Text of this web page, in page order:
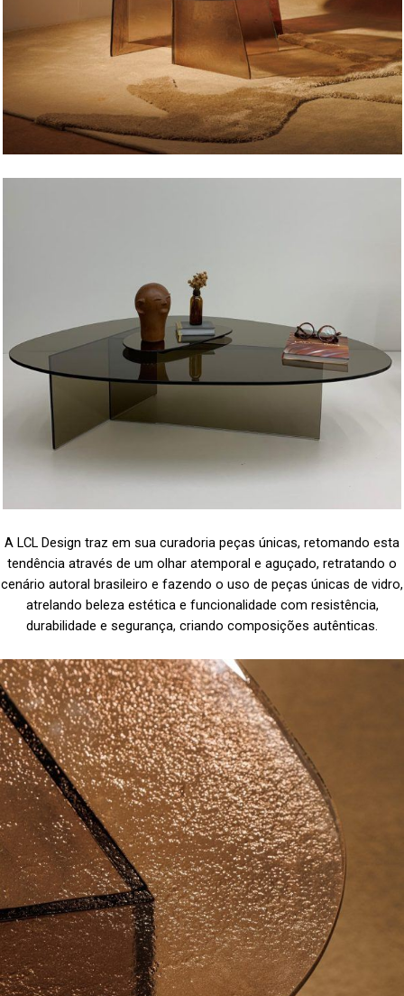
A LCL Design traz em sua curadoria peças únicas, retomando esta
tendência através de um olhar atemporal e aguçado, retratando o
cenário autoral brasileiro e fazendo o uso de peças únicas de vidro,
atrelando beleza estética e funcionalidade com resistência,
durabilidade e segurança, criando composições autênticas.